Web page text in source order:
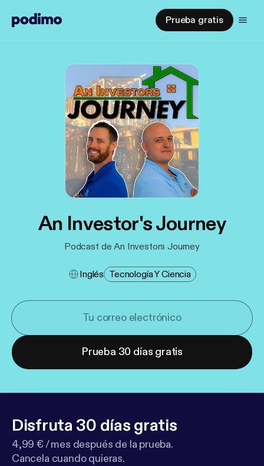
Prueba gratis
An Investor's Journey
Podcast de An Investors Journey
Inglés Tecnología Y Ciencia
Prueba 30 días gratis
Disfruta 30 días gratis
4,99 € / mes después de la prueba.
Cancela cuando quieras.